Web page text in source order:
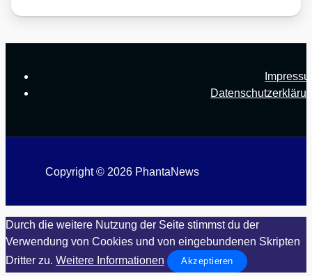
Copyright © 2026 PhantaNews
Durch die weitere Nutzung der Seite stimmst du der
Verwendung von Cookies und von eingebundenen Skripten
Dritter zu. Weitere Informationen Akzeptieren